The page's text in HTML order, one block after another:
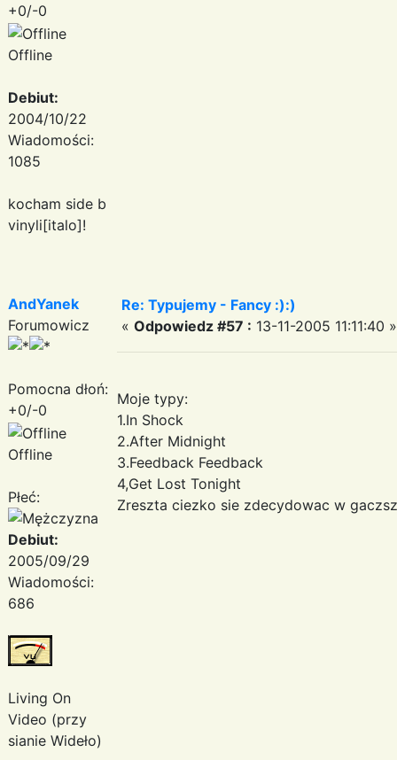
+0/-0
Offline
Debiut:
2004/10/22
Wiadomości:
1085
kocham side b
vinyli[italo]!
AndYanek
Forumowicz
Pomocna dłoń:
+0/-0
Offline
Płeć:
Debiut:
2005/09/29
Wiadomości:
686
Living On
Video (przy
sianie Wideło)
Re: Typujemy - Fancy :):)
« Odpowiedz #57 : 13-11-2005 11:11:40 »
Moje typy:
1.In Shock
2.After Midnight
3.Feedback Feedback
4,Get Lost Tonight
Zreszta ciezko sie zdecydowac w